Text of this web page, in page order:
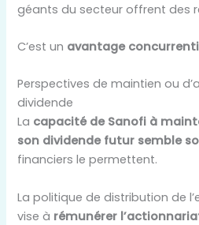
géants du secteur offrent des
C’est un avantage
Perspectives de maintien ou
dividende
La capacité de Sanofi à
son dividende futur semble
financiers le permettent.
La politique de distribution de
vise à rémunérer